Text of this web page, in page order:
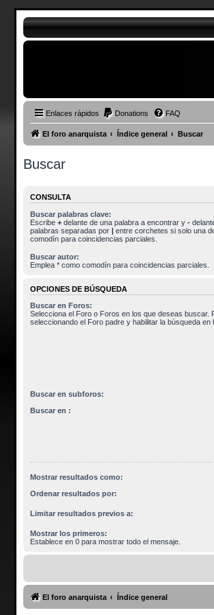
Enlaces rápidos Donations FAQ
El foro anarquista Índice general Buscar
Buscar
CONSULTA
Buscar palabras clave:
Escribe +delante de una palabra a encontrar y -
palabras separadas por |entre corchetes si solo una
comodín para coincidencias parciales.
Buscar autor:
Emplea * como comodín para coincidencias parciales.
OPCIONES DE BÚSQUEDA
Buscar en Foros:
Selecciona el Foro o Foros en los que deseas buscar.
seleccionando el Foro padre y habilitar la búsqueda
Buscar en subforos:
Buscar en :
Mostrar resultados como:
Ordenar resultados por:
Limitar resultados previos a:
Mostrar los primeros:
Establece en 0 para mostrar todo el mensaje.
El foro anarquista Índice general